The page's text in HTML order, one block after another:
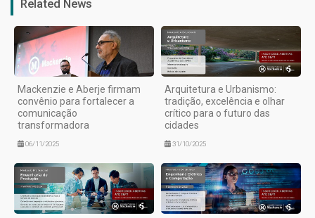
Related News
Mackenzie e Aberje firmam
convênio para fortalecer a
comunicação
transformadora
06/11/2025
Arquitetura e Urbanismo:
tradição, excelência e olhar
crítico para o futuro das
cidades
31/10/2025